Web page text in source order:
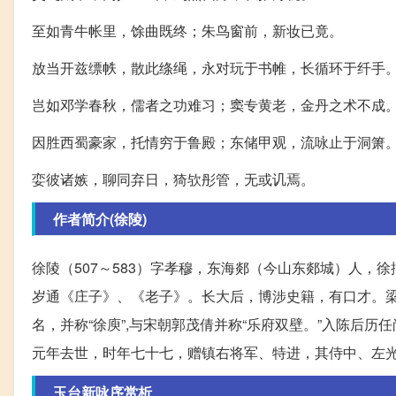
至如青牛帐里，馀曲既终；朱鸟窗前，新妆已竟。
放当开兹缥帙，散此绦绳，永对玩于书帷，长循环于纤手
岂如邓学春秋，儒者之功难习；窦专黄老，金丹之术不成
因胜西蜀豪家，托情穷于鲁殿；东储甲观，流咏止于洞箫
娈彼诸嫉，聊同弃日，猗欤彤管，无或讥焉。
作者简介(徐陵)
徐陵（507～583）字孝穆，东海郯（今山东郯城）人，
岁通《庄子》、《老子》。长大后，博涉史籍，有口才
名，并称“徐庾”,与宋朝郭茂倩并称“乐府双壁。”入陈后
元年去世，时年七十七，赠镇右将军、特进，其侍中、
玉台新咏序赏析